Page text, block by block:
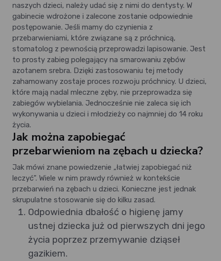
naszych dzieci, należy udać się z nimi do dentysty. W
gabinecie wdrożone i zalecone zostanie odpowiednie
postępowanie. Jeśli mamy do czynienia z
przebarwieniami, które związane są z próchnicą,
stomatolog z pewnością przeprowadzi lapisowanie. Jest
to prosty zabieg polegający na smarowaniu zębów
azotanem srebra. Dzięki zastosowaniu tej metody
zahamowany zostaje proces rozwoju próchnicy. U dzieci,
które mają nadal mleczne zęby, nie przeprowadza się
zabiegów wybielania. Jednocześnie nie zaleca się ich
wykonywania u dzieci i młodzieży co najmniej do 14 roku
życia.
Jak można zapobiegać
przebarwieniom na zębach u dziecka?
Jak mówi znane powiedzenie „łatwiej zapobiegać niż
leczyć”. Wiele w nim prawdy również w kontekście
przebarwień na zębach u dzieci. Konieczne jest jednak
skrupulatne stosowanie się do kilku zasad.
Odpowiednia dbałość o higienę jamy
ustnej dziecka już od pierwszych dni jego
życia poprzez przemywanie dziąseł
gazikiem.